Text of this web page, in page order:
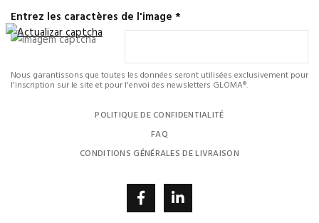
Entrez les caractères de l'image *
Nous garantissons que toutes les données seront utilisées exclusivement pour
l'inscription sur le site et pour l'envoi des newsletters GLOMA®.
POLITIQUE DE CONFIDENTIALITÉ
FAQ
CONDITIONS GÉNÉRALES DE LIVRAISON